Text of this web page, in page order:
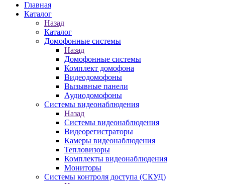
Главная
Каталог
Назад
Каталог
Домофонные системы
Назад
Домофонные системы
Комплект домофона
Видеодомофоны
Вызывные панели
Аудиодомофоны
Системы видеонаблюдения
Назад
Системы видеонаблюдения
Видеорегистраторы
Камеры видеонаблюдения
Тепловизоры
Комплекты видеонаблюдения
Мониторы
Системы контроля доступа (СКУД)